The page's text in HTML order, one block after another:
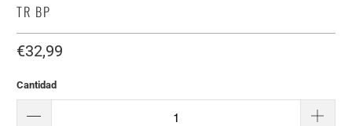
TR BP
€32,99
Cantidad